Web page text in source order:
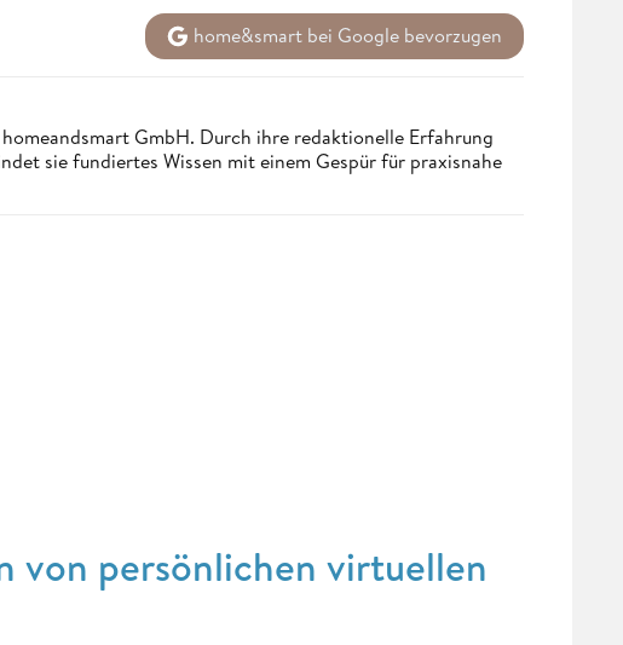
home&smart bei Google bevorzugen
GmbH. Durch ihre redaktionelle Erfahrung
sie fundiertes Wissen mit einem Gespür für praxisnahe
von persönlichen virtuellen